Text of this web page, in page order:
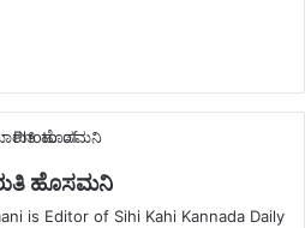
ಹೊಸಮನಿ
is Editor of Sihi Kahi Kannada Daily